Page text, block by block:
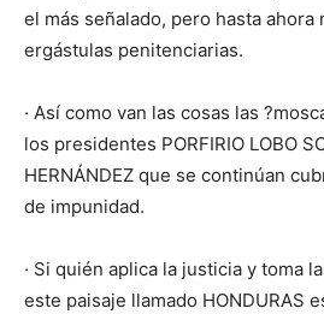
el más señalado, pero hasta ahora
ergástulas penitenciarias.
· Así como van las cosas las
los presidentes PORFIRIO LOBO
HERNÁNDEZ que se continúan
de impunidad.
· Si quién aplica la justicia y toma
este paisaje llamado HONDURAS